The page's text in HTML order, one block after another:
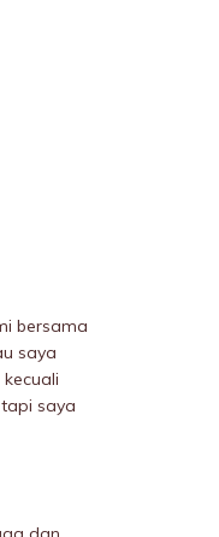
bersama
saya
saya